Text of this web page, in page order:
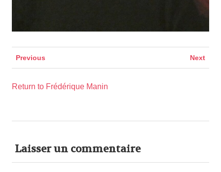
Previous Next
Return to Frédérique Manin
Laisser un commentaire